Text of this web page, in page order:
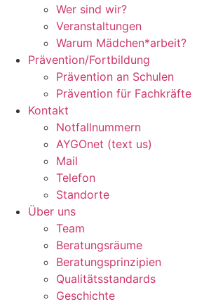
Wer sind wir?
Veranstaltungen
Warum Mädchen*arbeit?
Prävention/Fortbildung
Prävention an Schulen
Prävention für Fachkräfte
Kontakt
Notfallnummern
AYGOnet (text us)
Mail
Telefon
Standorte
Über uns
Team
Beratungsräume
Beratungsprinzipien
Qualitätsstandards
Geschichte